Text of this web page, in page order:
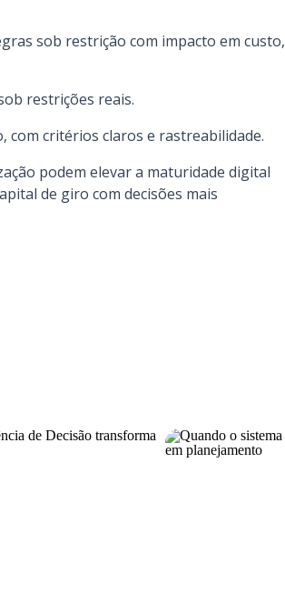
sob restrição com impacto em custo,
restrições reais.
com critérios claros e rastreabilidade.
podem elevar a maturidade digital
de giro com decisões mais